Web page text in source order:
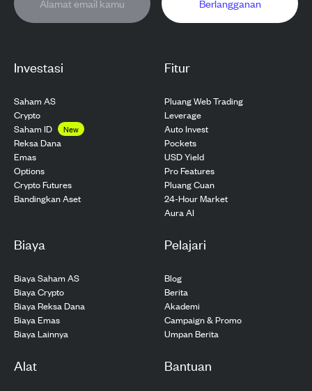
Investasi
Saham AS
Crypto
Saham ID
New
Reksa Dana
Emas
Options
Crypto Futures
Bandingkan Aset
Fitur
Pluang Web Trading
Leverage
Auto Invest
Pockets
USD Yield
Pro Features
Pluang Cuan
24-Hour Market
Aura AI
Biaya
Biaya Saham AS
Biaya Crypto
Biaya Reksa Dana
Biaya Emas
Biaya Lainnya
Pelajari
Blog
Berita
Akademi
Campaign & Promo
Umpan Berita
Alat Bantuan
Berlangganan